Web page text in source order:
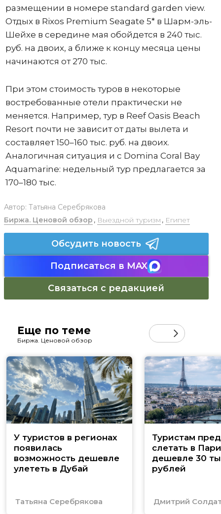
размещении в номере standard garden view.
Отдых в Rixos Premium Seagate 5* в Шарм-эль-
Шейхе в середине мая обойдется в 240 тыс.
руб. на двоих, а ближе к концу месяца цены
начинаются от 270 тыс.
При этом стоимость туров в некоторые
востребованные отели практически не
меняется. Например, тур в Reef Oasis Beach
Resort почти не зависит от даты вылета и
составляет 150–160 тыс. руб. на двоих.
Аналогичная ситуация и с Domina Coral Bay
Aquamarine: недельный тур предлагается за
170–180 тыс.
Автор: Татьяна Серебрякова
Биржа. Ценовой обзор , Выездной туризм , Египет
Обсудить новость
Подписаться в MAX
Связаться с редакцией
Еще по теме
Биржа. Ценовой обзор
У туристов в регионах
появилась
возможность дешевле
улететь в Дубай
Татьяна Серебрякова
Туристам
слетать в
дешевле 30
рублей
Дмитрий